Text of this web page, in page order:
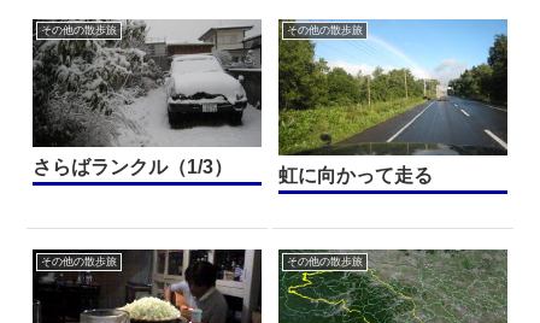
その他の散歩旅
さらばランクル（1/3）
その他の散歩旅
虹に向かって走る
その他の散歩旅 その他の散歩旅